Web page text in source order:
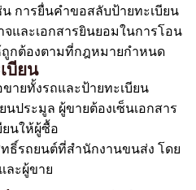
การยื่นคำขอสลับป้ายทะเบียน
และเอกสารยินยอมในการโอน
กต้องตามที่กฎหมายกำหนด
บียน
ายทั้งรถและป้ายทะเบียน
นประมูล ผู้ขายต้องเซ็นเอกสาร
นให้ผู้ซื้อ
ธิ์รถยนต์ที่สำนักงานขนส่ง โดย
ละผู้ขาย